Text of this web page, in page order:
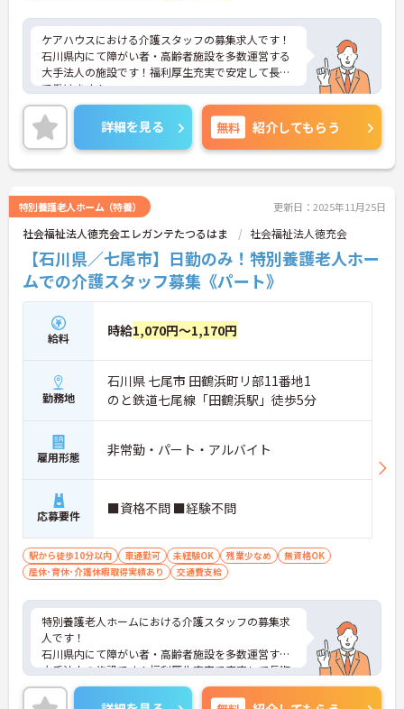
ケアハウスにおける介護スタッフの募集求人です！
石川県内にて障がい者・高齢者施設を多数運営する
大手法人の施設です！福利厚生充実で安定して長期
で働けます！
ご興味ある方には、面接のポイントなど、さらに詳
細をお話致しますのでお気軽にご相談ください。
詳細を見る 無料 紹介してもらう
特別養護老人ホーム（特養） 更新日：2025年11月25日
社会福祉法人徳充会エレガンテたつるはま 社会福祉法人徳充会
【石川県／七尾市】日勤のみ！特別養護老人ホー
ムでの介護スタッフ募集《パート》
給料 時給1,070円～1,170円
勤務地
石川県 七尾市 田鶴浜町リ部11番地1
のと鉄道七尾線「田鶴浜駅」徒歩5分
雇用形態 非常勤・パート・アルバイト
応募要件 ■資格不問 ■経験不問
駅から徒歩10分以内 車通勤可 未経験OK 残業少なめ
無資格OK
産休･育休･介護休暇取得実績あり
交通費支給
特別養護老人ホームにおける介護スタッフの募集求
人です！
石川県内にて障がい者・高齢者施設を多数運営する
大手法人の施設です！福利厚生充実で安定して長期
で働けます！
ご興味ある方には、面接のポイントなど、さらに詳